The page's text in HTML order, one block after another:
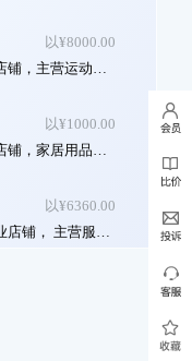
运动户外 名字好听，满足...
用品， 协议变更，诚心出...
营服饰鞋包，名字好听，...